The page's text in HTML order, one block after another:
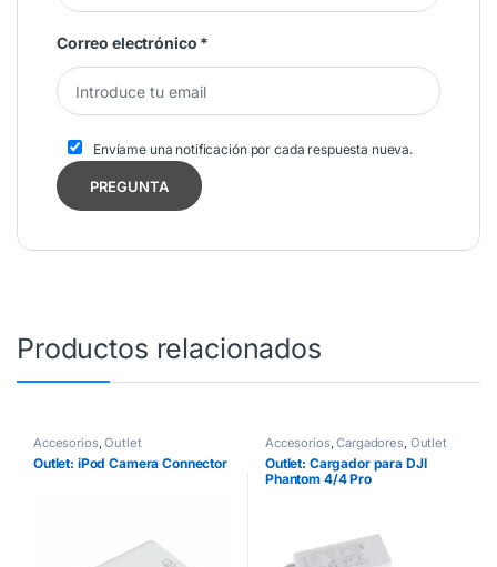
Correo electrónico *
Envíame una notificación por cada respuesta nueva.
Productos relacionados
Accesorios,Outlet
Outlet: iPod Camera Connector
Accesorios,Cargadores, Outlet
Outlet: Cargador para DJI
Phantom 4/4 Pro